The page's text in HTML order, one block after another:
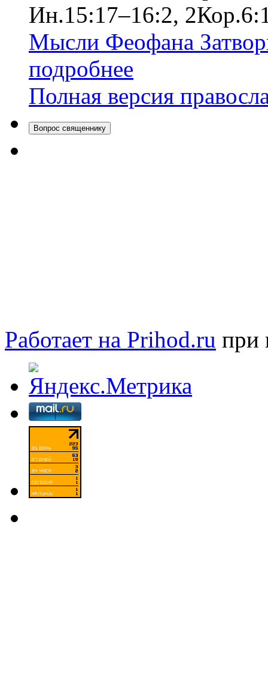
Ин.15:17–16:2,
Мысли Феофана
подробнее
Полная версия
Вопрос священнику
Работает на Prihod.ru при